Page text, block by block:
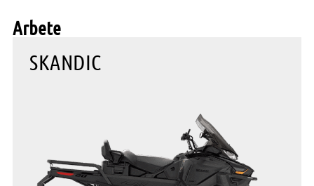
Arbete
SKANDIC